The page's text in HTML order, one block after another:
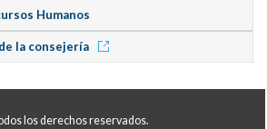
Humanos
la consejería
los derechos reservados.